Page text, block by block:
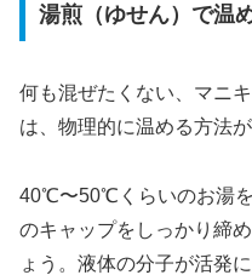
湯煎（ゆせん）で温
何も混ぜたくない、マニ
は、物理的に温める方法が
40℃〜50℃くらいのお湯
のキャップをしっかり締
ょう。液体の分子が活発